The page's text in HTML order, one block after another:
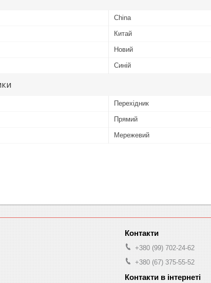
China
Китай
Новий
Синій
Перехідник
Прямий
Мережевий
+380 (99) 702-24-62
+380 (67) 375-55-52